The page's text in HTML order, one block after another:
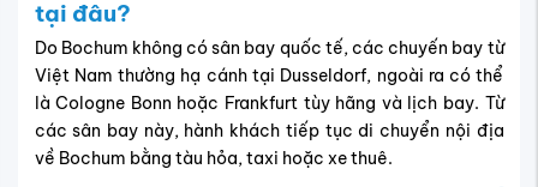
tại đâu?
Do Bochum không có sân bay quốc tế, các chuyến bay từ
Việt Nam thường hạ cánh tại Dusseldorf, ngoài ra có thể
là Cologne Bonn hoặc Frankfurt tùy hãng và lịch bay. Từ
các sân bay này, hành khách tiếp tục di chuyển nội địa
về Bochum bằng tàu hỏa, taxi hoặc xe thuê.